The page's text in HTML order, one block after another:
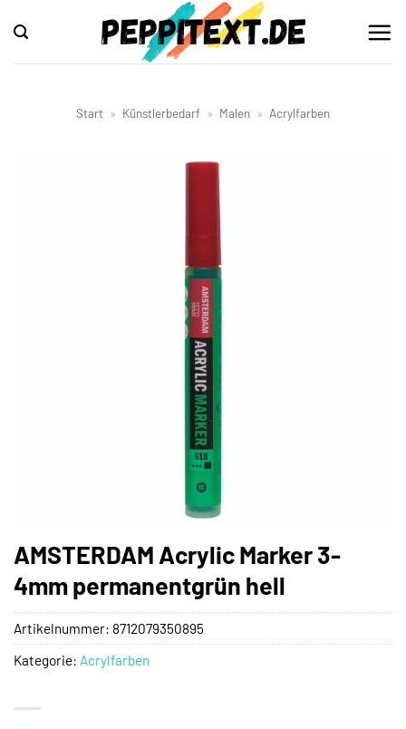
Inhalt
springen
Start » Künstlerbedarf » Malen » Acrylfarben
AMSTERDAM Acrylic Marker 3-
4mm permanentgrün hell
Artikelnummer: 8712079350895
Kategorie: Acrylfarben